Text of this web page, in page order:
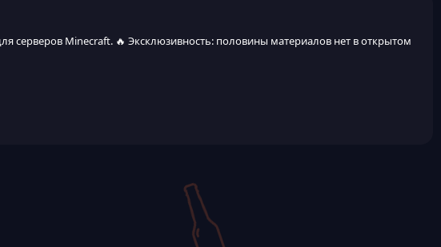
серверов Minecraft. 🔥 Эксклюзивность: половины материалов нет в открытом